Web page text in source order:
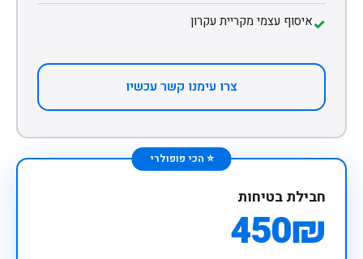
✓איסוף עצמי מקריית עקרון
צרו עימנו קשר עכשיו
⭐ הכי פופולרי
חבילת בטיחות
450₪